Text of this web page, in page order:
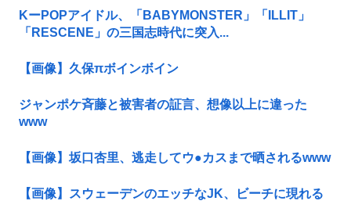
KーPOPアイドル、「BABYMONSTER」「ILLIT」
「RESCENE」の三国志時代に突入...
【画像】久保πボインボイン
ジャンポケ斉藤と被害者の証言、想像以上に違った
www
【画像】坂口杏里、逃走してウ●カスまで晒されるwww
【画像】スウェーデンのエッチなJK、ビーチに現れる